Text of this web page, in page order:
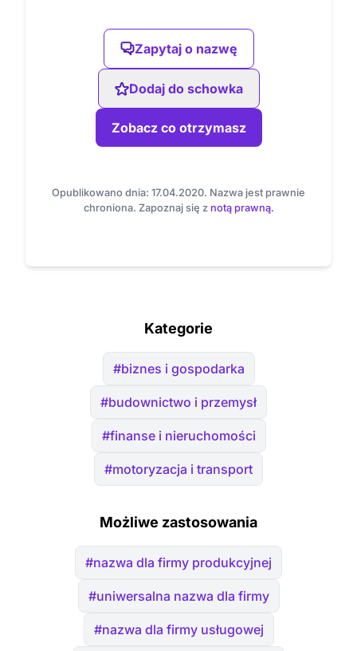
Zapytaj o nazwę
Dodaj do schowka
Zobacz co otrzymasz
Opublikowano dnia: 17.04.2020. Nazwa jest prawnie
chroniona. Zapoznaj się z notą prawną.
Kategorie
#biznes i gospodarka
#budownictwo i przemysł
#finanse i nieruchomości
#motoryzacja i transport
Możliwe zastosowania
#nazwa dla firmy produkcyjnej
#uniwersalna nazwa dla firmy
#nazwa dla firmy usługowej